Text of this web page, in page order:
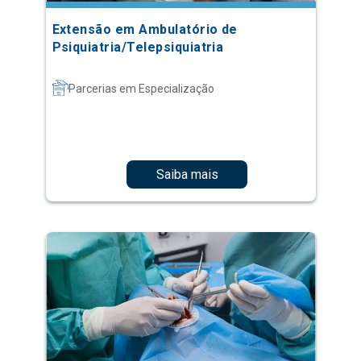
Extensão em Ambulatório de
Psiquiatria/Telepsiquiatria
Parcerias em Especialização
Saiba mais